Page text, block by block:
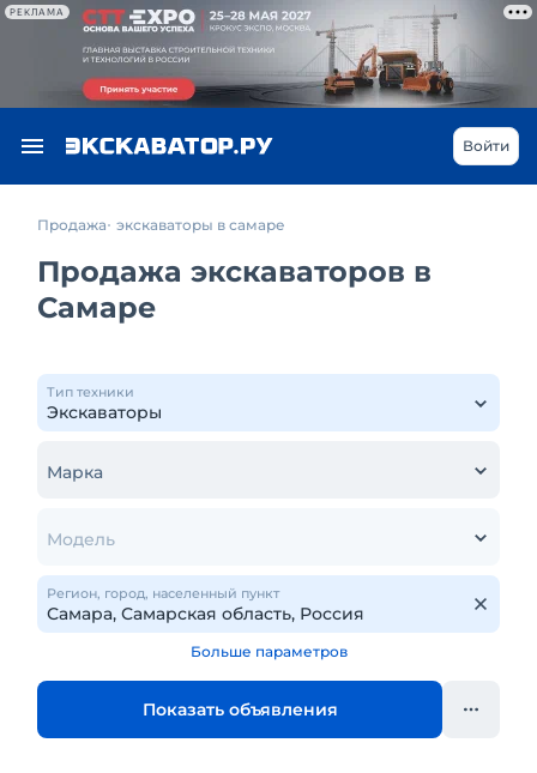
РЕКЛАМА
Войти
Продажа экскаваторы в самаре
Продажа экскаваторов в
Самаре
Тип техники
Марка
Модель
Регион, город, населенный пункт
Больше параметров
Показать объявления